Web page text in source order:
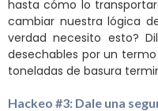
hasta cómo lo
cambiar nuestra lógica
verdad necesito esto?
desechables por un
toneladas de basura
Hackeo #3: Dale una